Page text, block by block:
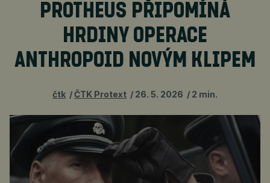
PROTHEUS PŘIPOMÍNÁ
HRDINY OPERACE
ANTHROPOID NOVÝM KLIPEM
čtk ČTK Protext 26. 5. 2026 2 min.